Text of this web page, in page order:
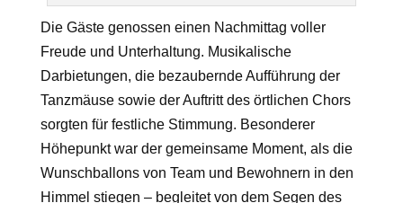
Die Gäste genossen einen Nachmittag voller
Freude und Unterhaltung. Musikalische
Darbietungen, die bezaubernde Aufführung der
Tanzmäuse sowie der Auftritt des örtlichen Chors
sorgten für festliche Stimmung. Besonderer
Höhepunkt war der gemeinsame Moment, als die
Wunschballons von Team und Bewohnern in den
Himmel stiegen – begleitet von dem Segen des